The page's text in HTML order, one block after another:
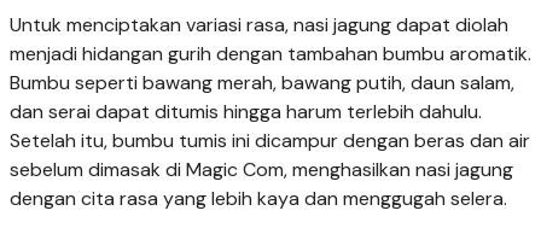
Untuk menciptakan variasi rasa, nasi jagung dapat diolah
menjadi hidangan gurih dengan tambahan bumbu aromatik.
Bumbu seperti bawang merah, bawang putih, daun salam,
dan serai dapat ditumis hingga harum terlebih dahulu.
Setelah itu, bumbu tumis ini dicampur dengan beras dan air
sebelum dimasak di Magic Com, menghasilkan nasi jagung
dengan cita rasa yang lebih kaya dan menggugah selera.